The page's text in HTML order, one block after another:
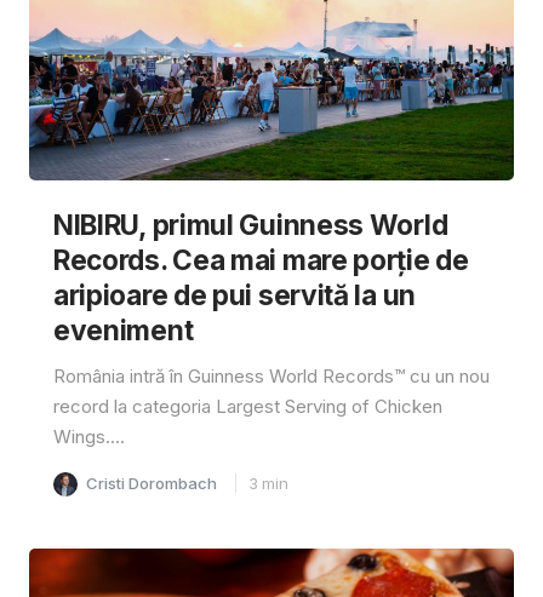
NIBIRU, primul Guinness World
Records. Cea mai mare porție de
aripioare de pui servită la un
eveniment
România intră în Guinness World Records™️ cu un nou
record la categoria Largest Serving of Chicken
Wings....
Cristi Dorombach 3 min